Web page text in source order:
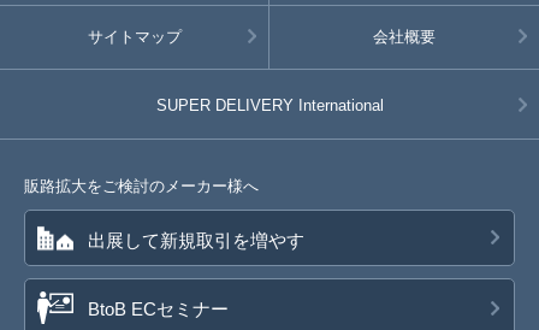
サイトマップ 会社概要
SUPER DELIVERY International
販路拡大をご検討のメーカー様へ
出展して新規取引を増やす
BtoB ECセミナー